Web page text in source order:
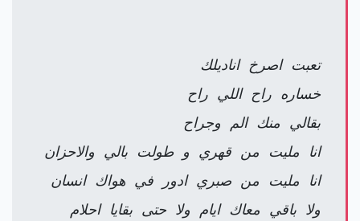
تعبت اصرخ اناديلك
خساره راح اللي راح
بقالي منك الم وجراح
انا مليت من قهري و طولت بالي والاحزان
انا مليت من صبري ادور في هواك انسان
ولا باقي معاك ايام ولا حتى بقايا احلام